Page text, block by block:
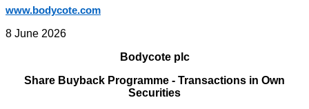
www.bodycote.com
8 June 2026
Bodycote plc
Share Buyback Programme - Transactions in Own
Securities